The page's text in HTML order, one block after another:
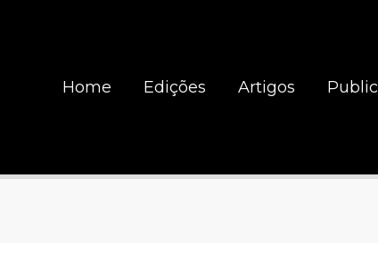
Home Edições Artigos